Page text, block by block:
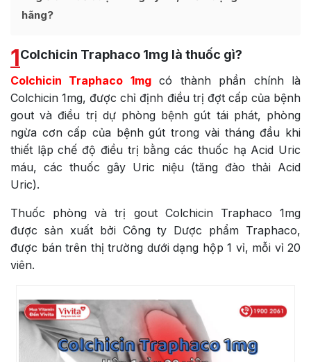
hãng?
1Colchicin Traphaco 1mg là thuốc gì?
Colchicin Traphaco 1mgcó thành phần chính là
Colchicin 1mg, được chỉ định điều trị đợt cấp của bệnh
gout và điều trị dự phòng bệnh gút tái phát, phòng
ngừa cơn cấp của bệnh gút trong vài tháng đầu khi
thiết lập chế độ điều trị bằng các thuốc hạ Acid Uric
máu, các thuốc gây Uric niệu (tăng đào thải Acid
Uric).
Thuốc phòng và trị gout Colchicin Traphaco 1mg
được sản xuất bởi Công ty Dược phẩm Traphaco,
được bán trên thị trường dưới dạng hộp 1 vỉ, mỗi vỉ 20
viên.